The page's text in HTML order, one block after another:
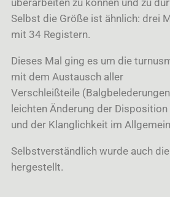
überarbeiten zu können und zu
Selbst die Größe ist ähnlich: drei
mit 34 Registern.
Dieses Mal ging es um die
mit dem Austausch aller
Verschleißteile
leichten Änderung der Disposition
und der Klanglichkeit im
Selbstverständlich wurde auch
hergestellt.